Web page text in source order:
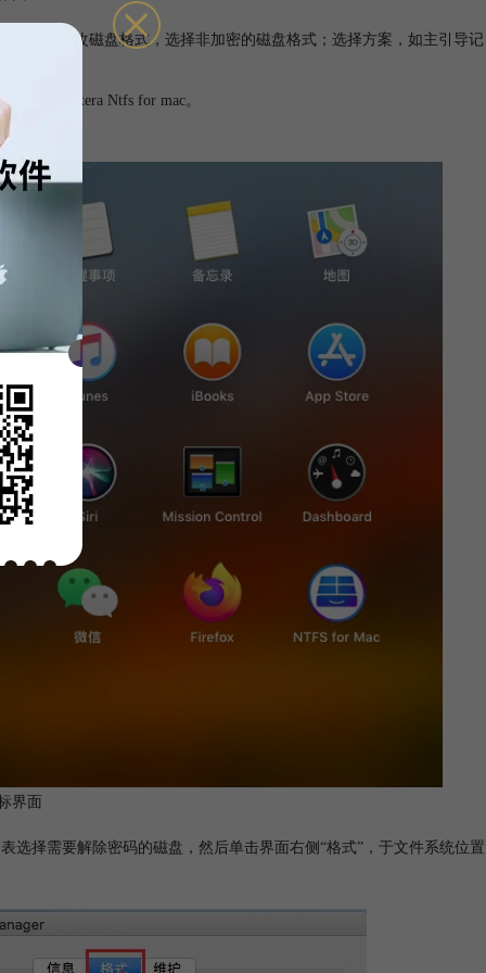
磁盘；修改磁盘格式，选择非加密的磁盘格式；选择方案，如主引导记
件——Tuxera Ntfs for mac。
界面
选择需要解除密码的磁盘，然后单击界面右侧“格式”，于文件系统位置